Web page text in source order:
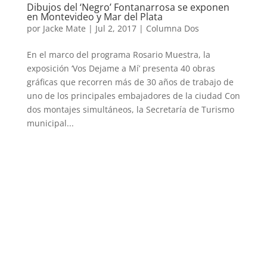
Dibujos del ‘Negro’ Fontanarrosa se exponen
en Montevideo y Mar del Plata
por Jacke Mate | Jul 2, 2017| Columna Dos
En el marco del programa Rosario Muestra, la
exposición ‘Vos Dejame a Mí’ presenta 40 obras
gráficas que recorren más de 30 años de trabajo de
uno de los principales embajadores de la ciudad Con
dos montajes simultáneos, la Secretaría de Turismo
municipal...